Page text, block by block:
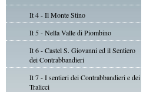
It 4 - Il Monte Stino
It 5 - Nella Valle di Piombino
It 6 - Castel S. Giovanni ed il Sentiero
dei Contrabbandieri
It 7 - I sentieri dei Contrabbandieri e dei
Tralicci